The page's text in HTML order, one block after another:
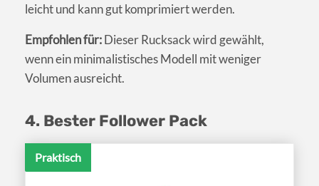
leicht und kann gut komprimiert werden.
Empfohlen für:Dieser Rucksack wird gewählt,
wenn ein minimalistisches Modell mit weniger
Volumen ausreicht.
4. Bester Follower Pack
Praktisch